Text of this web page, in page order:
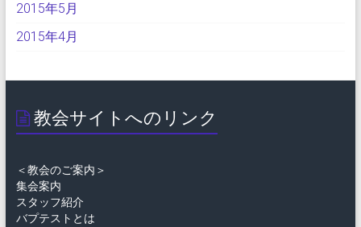
2015年5月
2015年4月
教会サイトへのリンク
＜教会のご案内＞
集会案内
スタッフ紹介
バプテストとは